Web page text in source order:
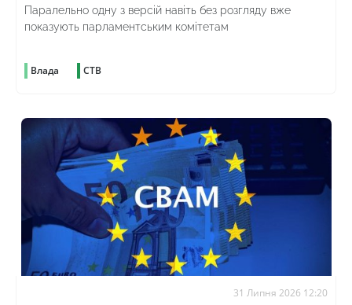
Паралельно одну з версій навіть без розгляду вже
показують парламентським комітетам
Влада СТВ
31 Липня 2026 12:20